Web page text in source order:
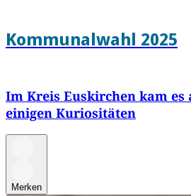
Kommunalwahl 2025
Im Kreis Euskirchen kam es
einigen Kuriositäten
Merken